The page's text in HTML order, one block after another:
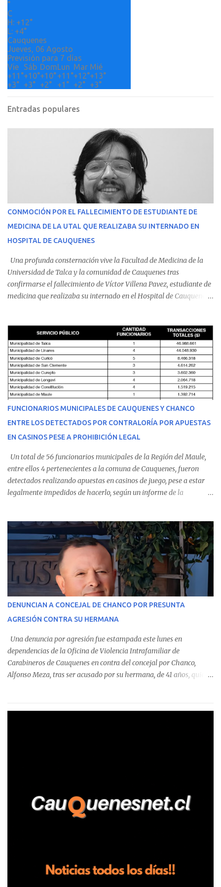
s
°
C
H: +12°
L: +4°
Cauquenes
Jueves, 06 Agosto
Previsión para 7 días
Vie
Sáb DomLun Mar Mié
+11°+10°+10°+11°+12°+13°
+3° +3° +2° +1° +2° +3°
Entradas populares
CONMOCIÓN POR EL FALLECIMIENTO DE ESTUDIANTE DE
MEDICINA DE LA UTAL QUE REALIZABA SU INTERNADO EN
HOSPITAL DE CAUQUENES
Una profunda consternación vive la Facultad de Medicina de la
Universidad de Talca y la comunidad de Cauquenes tras
confirmarse el fallecimiento de Víctor Villena Pavez, estudiante de
medicina que realizaba su internado en el Hospital de Cauquenes.
malestares físicos. Dada la complejidad de su estado de salud, el
equipo médico determinó su traslado de urgencia al Hospital
Regional de Talca y dado la urgencia la ambulancia partió hacia
Talca con escolta de Carabineros. En medio del traslado, el
estudiante de medicina de 25 años, se agravó y pese a los esfuerzos
del personal de emergencia terminó falleciendo, sin alcanzar a
recibir atención especializada en el centro de destino. Apenas se
conoció la gravedad de su condición, sus padres —residentes en
Villarrica— se trasladaron a Cauquenes con la esperanza de una
evolución favorable. No obstante, alrededo...
FUNCIONARIOS MUNICIPALES DE CAUQUENES Y CHANCO
ENTRE LOS DETECTADOS POR CONTRALORÍA POR APUESTAS
EN CASINOS PESE A PROHIBICIÓN LEGAL
Un total de 56 funcionarios municipales de la Región del Maule,
entre ellos 4 pertenecientes a la comuna de Cauquenes, fueron
detectados realizando apuestas en casinos de juego, pese a estar
legalmente impedidos de hacerlo, según un informe de la
estableció que estos funcionarios —quienes administran o
custodian fondos públicos— efectuaron transacciones por un
monto total de $116.075.918 entre enero de 2024 y junio de 2025.
En el detalle regional, se indica que en la comuna de Cauquenes se
identificó a cuatro funcionarios involucrados en este tipo de
operaciones. Asimismo, se precisa que uno de los casos
corresponde a un funcionario de la Municipalidad de Chanco,
detectaron incumplimientos a la normativa vigente. El informe
precisa que la mayor cantidad de dinero apostado se registró en
Talca, donde...
DENUNCIAN A CONCEJAL DE CHANCO POR PRESUNTA
AGRESIÓN CONTRA SU HERMANA
Una denuncia por agresión fue estampada este lunes en
dependencias de la Oficina de Violencia Intrafamiliar de
Carabineros de Cauquenes en contra del concejal por Chanco,
Alfonso Meza, tras ser acusado por su hermana, de 41 años, quien
relató que los hechos ocurrieron cerca de las 11:30 horas en el
trabajadores, el edil descendió del vehículo y, en medio de la
confrontación, la habría tomado de los hombros, empujado al
suelo y agredido con golpes de pies y manos, mientr...